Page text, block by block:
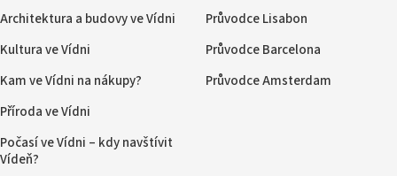
Architektura a budovy ve Vídni
Kultura ve Vídni
Kam ve Vídni na nákupy?
Příroda ve Vídni
Počasí ve Vídni – kdy navštívit
Vídeň?
Průvodce Lisabon
Průvodce Barcelona
Průvodce Amsterdam